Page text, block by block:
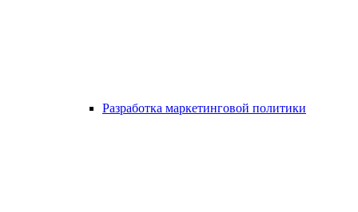
Разработка маркетинговой политики